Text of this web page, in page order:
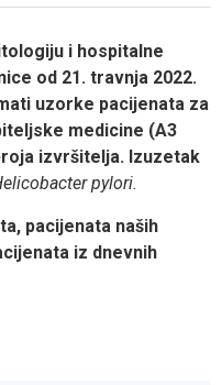
i hospitalne
od 21. travnja 2022.
uzorke pacijenata za
medicine (A3
izvršitelja. Izuzetak
pylori.
pacijenata naših
iz dnevnih